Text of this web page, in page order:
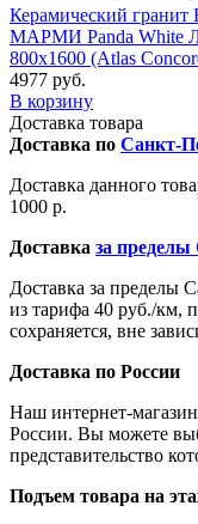
Керамический
МАРМИ Panda White
800x1600 (Atlas
4977 руб.
В корзину
Доставка товара
Доставка по Санкт-
Доставка данного
1000 р.
Доставка за пределы
Доставка за пределы
из тарифа 40 руб./км,
сохраняется, вне
Доставка по России
Наш интернет-
России. Вы можете
представительство
Подъем товара на